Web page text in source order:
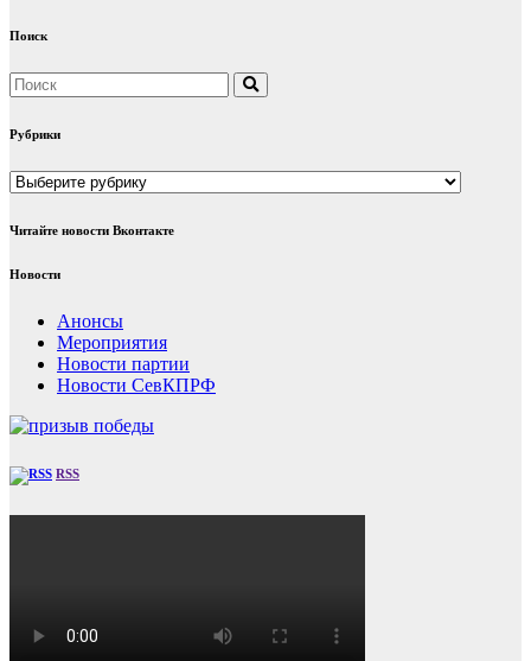
Поиск
Рубрики
Рубрики
Читайте новости Вконтакте
Новости
Анонсы
Мероприятия
Новости партии
Новости СевКПРФ
RSS